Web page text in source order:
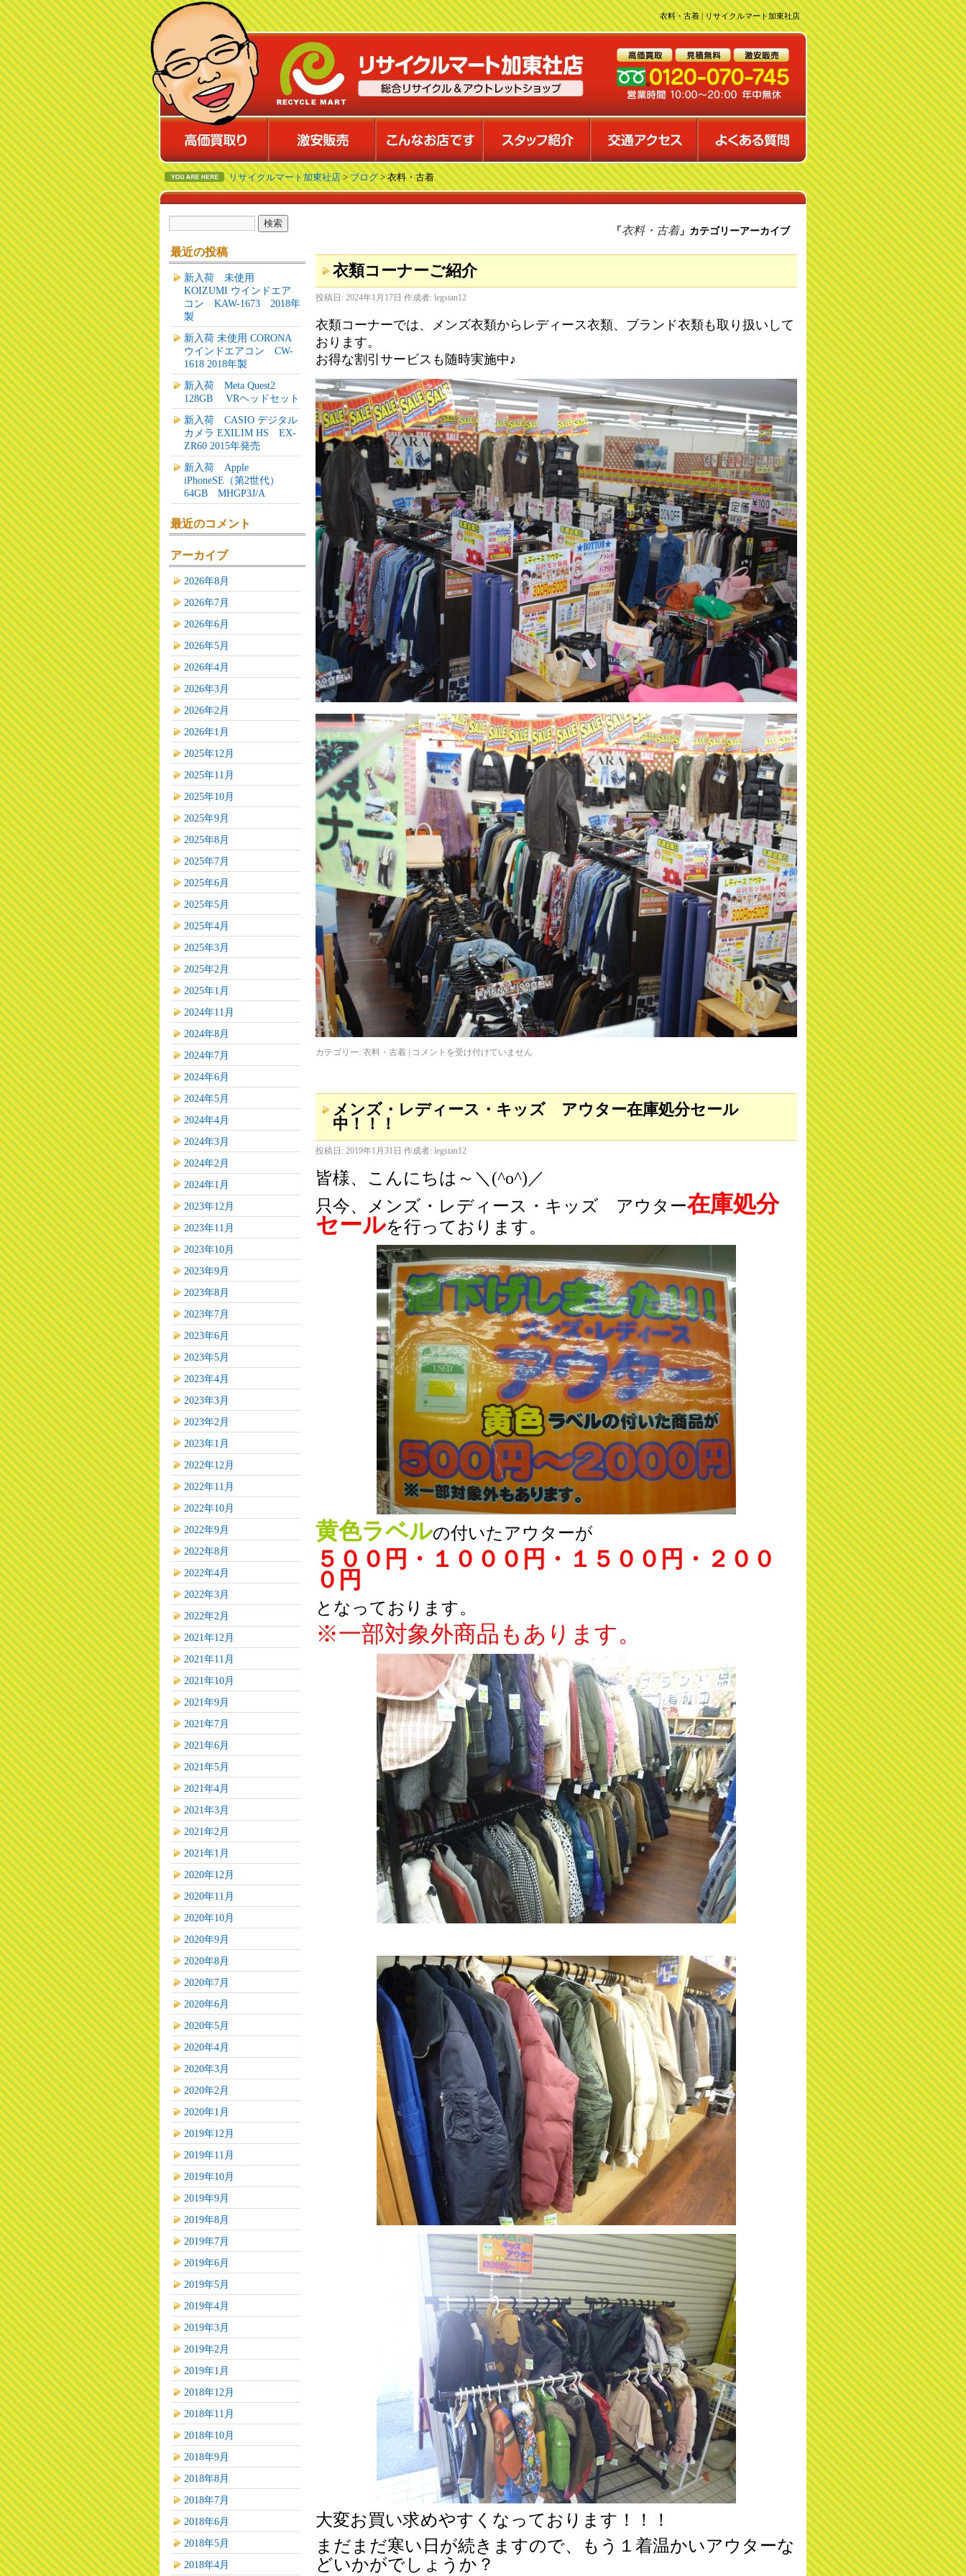
衣料・古着 | リサイクルマート加東社店
リサイクルマート加東社店>ブログ>衣料・古着
「 衣料・古着」カテゴリーアーカイブ
衣類コーナーご紹介
投稿日: 2024年1月17日 作成者: legstan12
衣類コーナーでは、メンズ衣類からレディース衣類、ブランド衣類も取り扱いして
おります。
お得な割引サービスも随時実施中♪
カテゴリー: 衣料・古着 | コメントを受け付けていません
メンズ・レディース・キッズ アウター在庫処分セール
中！！！
投稿日: 2019年1月31日 作成者: legstan12
皆様、こんにちは～＼(^o^)／
只今、メンズ・レディース・キッズ アウター在庫処分
セールを行っております。
黄色ラベルの付いたアウターが
５００円・１０００円・１５００円・２００
０円
となっております。
※一部対象外商品もあります。
大変お買い求めやすくなっております！！！
まだまだ寒い日が続きますので、もう１着温かいアウターな
どいかがでしょうか？
最近の投稿
新入荷 未使用
KOIZUMI ウインドエア
コン KAW-1673 2018年
製
新入荷 未使用 CORONA
ウインドエアコン CW-
1618 2018年製
新入荷 Meta Quest2
128GB VRヘッドセット
新入荷 CASIO デジタル
カメラ EXILIM HS EX-
ZR60 2015年発売
新入荷 Apple
iPhoneSE（第2世代）
64GB MHGP3J/A
最近のコメント
アーカイブ
2026年8月
2026年7月
2026年6月
2026年5月
2026年4月
2026年3月
2026年2月
2026年1月
2025年12月
2025年11月
2025年10月
2025年9月
2025年8月
2025年7月
2025年6月
2025年5月
2025年4月
2025年3月
2025年2月
2025年1月
2024年11月
2024年8月
2024年7月
2024年6月
2024年5月
2024年4月
2024年3月
2024年2月
2024年1月
2023年12月
2023年11月
2023年10月
2023年9月
2023年8月
2023年7月
2023年6月
2023年5月
2023年4月
2023年3月
2023年2月
2023年1月
2022年12月
2022年11月
2022年10月
2022年9月
2022年8月
2022年4月
2022年3月
2022年2月
2021年12月
2021年11月
2021年10月
2021年9月
2021年7月
2021年6月
2021年5月
2021年4月
2021年3月
2021年2月
2021年1月
2020年12月
2020年11月
2020年10月
2020年9月
2020年8月
2020年7月
2020年6月
2020年5月
2020年4月
2020年3月
2020年2月
2020年1月
2019年12月
2019年11月
2019年10月
2019年9月
2019年8月
2019年7月
2019年6月
2019年5月
2019年4月
2019年3月
2019年2月
2019年1月
2018年12月
2018年11月
2018年10月
2018年9月
2018年8月
2018年7月
2018年6月
2018年5月
2018年4月